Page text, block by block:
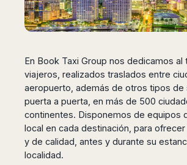
Barcelona
Girona
Madrid
Zaragoza
Bilbao
San
Sebastian
Vigo
Santiago
Milan
Turin
Trieste
Venice
Venice
(Gondola
Tours)
Verona
Bologna
Rimini
of
Europe
Geneva
Zurich
Amsterdam
Eindhoven
Rotterdam
The
Hague
East
Dubai
Amman
Madaba
Doha
Jeddah
Medina
Riyadh
&
Canada
Los
Angeles
San
Francisco
Las
Vegas
Anchorage
Atlanta
En Book Taxi Group nos dedicamos al
viajeros, realizados traslados entre
aeropuerto, además de otros tipos de
puerta a puerta, en más de 500
continentes. Disponemos de equipos
local en cada destinación, para
y de calidad, antes y durante su
localidad.